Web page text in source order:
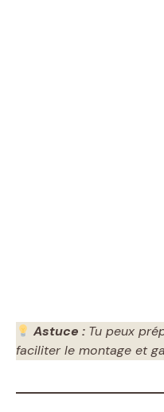
Astuce : Tu peux
faciliter le montage et